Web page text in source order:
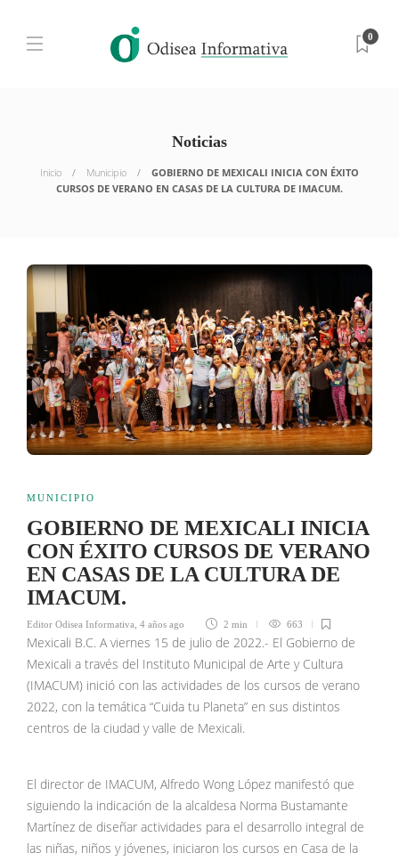
0
Noticias
Inicio Municipio
GOBIERNO DE MEXICALI INICIA CON ÉXITO
CURSOS DE VERANO EN CASAS DE LA CULTURA DE IMACUM.
MUNICIPIO
GOBIERNO DE MEXICALI INICIA
CON ÉXITO CURSOS DE VERANO
EN CASAS DE LA CULTURA DE
IMACUM.
Editor Odisea Informativa 4 años ago 2 min 663
Mexicali B.C. A viernes 15 de julio de 2022.- El Gobierno de
Mexicali a través del Instituto Municipal de Arte y Cultura
(IMACUM) inició con las actividades de los cursos de verano
2022, con la temática “Cuida tu Planeta” en sus distintos
centros de la ciudad y valle de Mexicali.
El director de IMACUM, Alfredo Wong López manifestó que
siguiendo la indicación de la alcaldesa Norma Bustamante
Martínez de diseñar actividades para el desarrollo integral de
las niñas, niños y jóvenes, iniciaron los cursos en Casa de la